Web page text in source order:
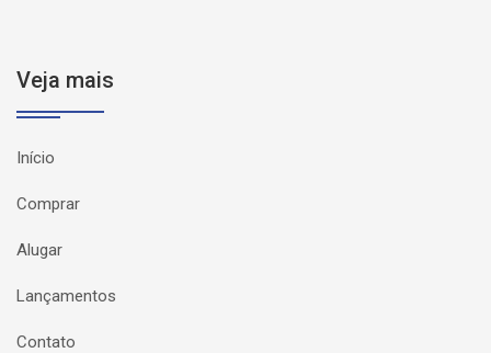
Veja mais
Início
Comprar
Alugar
Lançamentos
Contato